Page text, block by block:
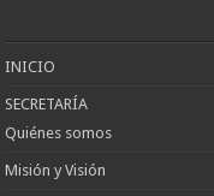
Keçiören
Escort
INICIO
SECRETARÍA
Quiénes somos
Misión y Visión